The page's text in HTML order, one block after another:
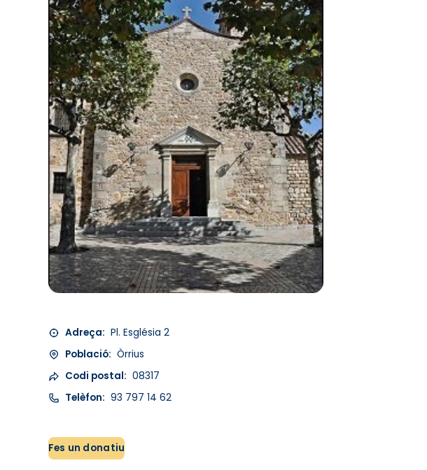
Adreça: Pl. Església 2
Població: Òrrius
Codi postal: 08317
Telèfon: 93 797 14 62
Fes un donatiu